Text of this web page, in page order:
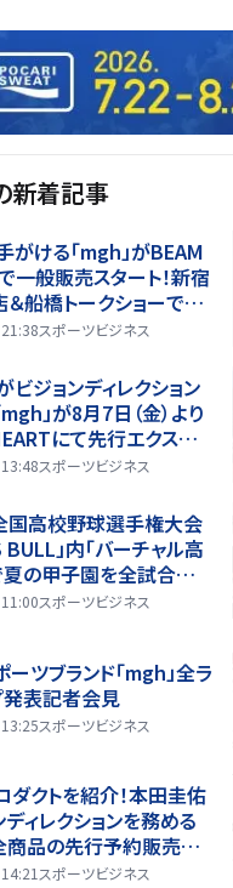
新着記事
がける「mgh」がBEAM
一般販売スタート！新宿
＆船橋トークショーで現
スポーツビジネス
ジョンディレクション
」が8月7日（金）より
にて先行エクスクル
スタート！全39型が初
スポーツビジネス
国高校野球選手権大会
BULL」内「バーチャル高
夏の甲子園を全試合無
信！ ～auが夏の高校野
ート〜
スポーツビジネス
ツブランド「mgh」全ラ
発表記者会見
スポーツビジネス
ダクトを紹介！本田圭佑
ィレクションを務める
商品の先行予約販売を
スポーツビジネス